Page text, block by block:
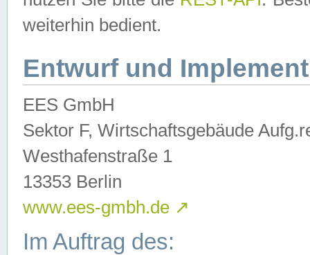
weiterhin bedient.
Entwurf und
EES GmbH
Sektor F, Wirtschaftsgebäude
Westhafenstraße 1
13353 Berlin
www.ees-gmbh.de ↗
Im Auftrag des: